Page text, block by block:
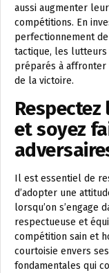
aussi augmenter
compétitions. En
perfectionnement
tactique, les
préparés à
de la victoire.
et soyez
Il est essentiel de
d’adopter une
lorsqu’on s’engage
respectueuse et
compétition sain et
courtoisie envers
fondamentales qui